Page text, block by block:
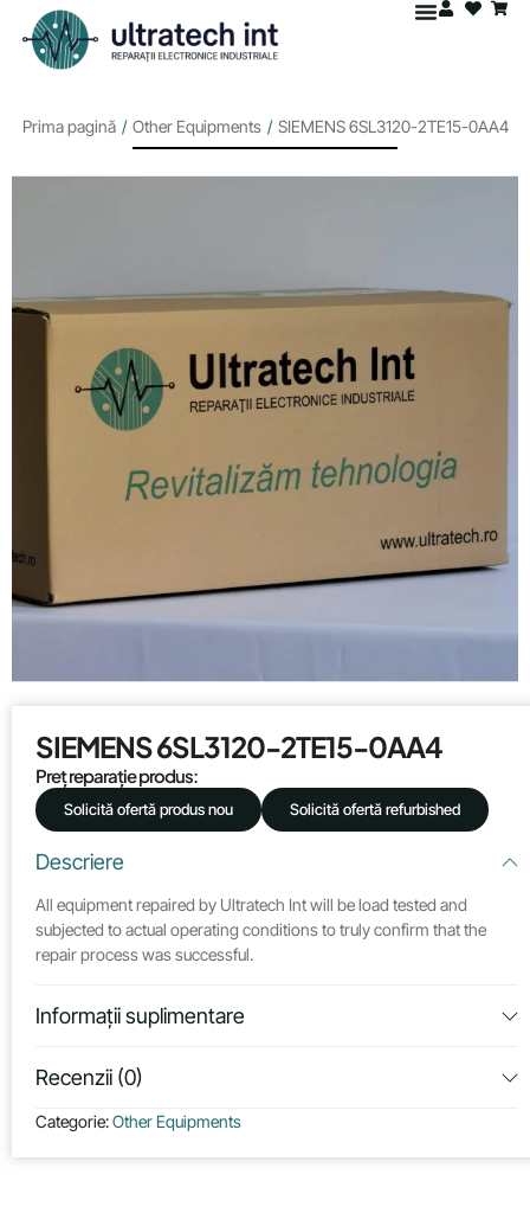
Prima pagină / Other Equipments / SIEMENS 6SL3120-2TE15-0AA4
SIEMENS 6SL3120-2TE15-0AA4
Preț reparație produs:
Solicită ofertă produs nou Solicită ofertă refurbished
Descriere
All equipment repaired by Ultratech Int will be load tested and
subjected to actual operating conditions to truly confirm that the
repair process was successful.
Informații suplimentare
Recenzii (0)
Categorie:Other Equipments